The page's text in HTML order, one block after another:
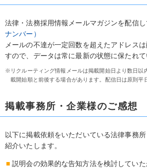
法律・法務採用情報メールマガジンを配信し
ナンバー）
メールの不達が一定回数を超えたアドレス
すので、データは常に最新の状態に保たれて
リクルーティング情報メールは掲載開始日より数日以
載開始順と前後する場合があります。配信日は原則平
掲載事務所・企業様のご感想
以下に掲載依頼をいただいている法律事務
紹介いたします。
説明会の効果的な告知方法を検討してい